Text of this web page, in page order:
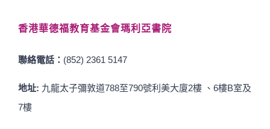
香港華德福教育基金會瑪利亞書院
聯絡電話： (852) 2361 5147
地址: 九龍太子彌敦道788至790號利美大廈2樓 、6樓B室及
7樓